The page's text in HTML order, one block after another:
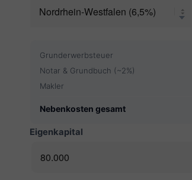
Grunderwerbsteuer
Notar & Grundbuch (~2%)
Makler
Nebenkosten gesamt
Eigenkapital